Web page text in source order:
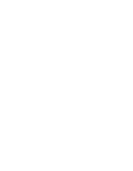
家的生活习惯有何冲击？让各外
與生活感受的節目。
,节目里全部都有,关于爱情、命运、事业等
，重新拾起主持棒，带大家继续闹着玩！